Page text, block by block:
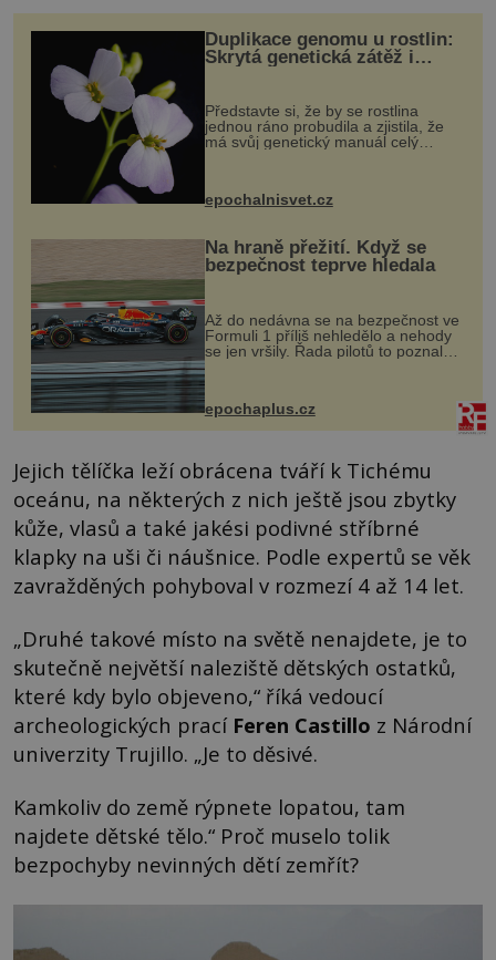
Duplikace genomu u rostlin:
Skrytá genetická zátěž i
Představte si, že by se rostlina
jednou ráno probudila a zjistila, že
má svůj genetický manuál celý
vstupenka...
epochalnisvet.cz
Na hraně přežití. Když se
bezpečnost teprve hledala
Až do nedávna se na bezpečnost ve
Formuli 1 příliš nehledělo a nehody
se jen vršily. Řada pilotů to poznala
na vlastní kůži, často s trvalými
následky nebo bohužel i ztrátou
života. Dnes nepochopiteln...
epochaplus.cz
Jejich tělíčka leží obrácena tváří k Tichému
oceánu, na některých z nich ještě jsou zbytky
kůže, vlasů a také jakési podivné stříbrné
klapky na uši či náušnice. Podle expertů se věk
zavražděných pohyboval v rozmezí 4 až 14 let.
„Druhé takové místo na světě nenajdete, je to
skutečně největší naleziště dětských ostatků,
které kdy bylo objeveno,“ říká vedoucí
archeologických prací Feren Castillo z Národní
univerzity Trujillo. „Je to děsivé.
Kamkoliv do země rýpnete lopatou, tam
najdete dětské tělo.“ Proč muselo tolik
bezpochyby nevinných dětí zemřít?